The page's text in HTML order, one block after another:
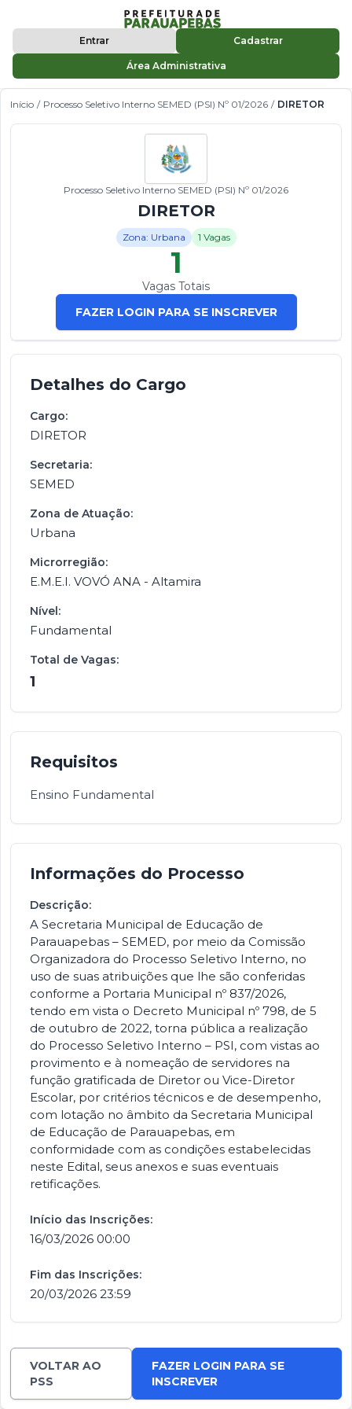
Entrar Cadastrar
Área Administrativa
Início / Processo Seletivo Interno SEMED (PSI) Nº 01/2026 / DIRETOR
Processo Seletivo Interno SEMED (PSI) Nº 01/2026
DIRETOR
Zona: Urbana 1 Vagas
1
Vagas Totais
FAZER LOGIN PARA SE INSCREVER
Detalhes do Cargo
Cargo:
DIRETOR
Secretaria:
SEMED
Zona de Atuação:
Urbana
Microrregião:
E.M.E.I. VOVÓ ANA - Altamira
Nível:
Fundamental
Total de Vagas:
1
Requisitos
Ensino Fundamental
Informações do Processo
Descrição:
A Secretaria Municipal de Educação de
Parauapebas – SEMED, por meio da Comissão
Organizadora do Processo Seletivo Interno, no
uso de suas atribuições que lhe são conferidas
conforme a Portaria Municipal nº 837/2026,
tendo em vista o Decreto Municipal nº 798, de 5
de outubro de 2022, torna pública a realização
do Processo Seletivo Interno – PSI, com vistas ao
provimento e à nomeação de servidores na
função gratificada de Diretor ou Vice-Diretor
Escolar, por critérios técnicos e de desempenho,
com lotação no âmbito da Secretaria Municipal
de Educação de Parauapebas, em
conformidade com as condições estabelecidas
neste Edital, seus anexos e suas eventuais
retificações.
Início das Inscrições:
16/03/2026 00:00
Fim das Inscrições:
20/03/2026 23:59
VOLTAR AO
PSS
FAZER LOGIN PARA SE
INSCREVER